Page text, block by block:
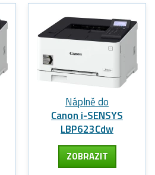
Náplně do
Canon i-SENSYS
LBP623Cdw
ZOBRAZIT